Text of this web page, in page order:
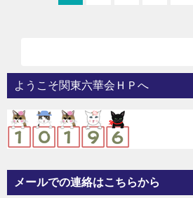
ようこそ関東六華会ＨＰへ
メールでの連絡はこちらから